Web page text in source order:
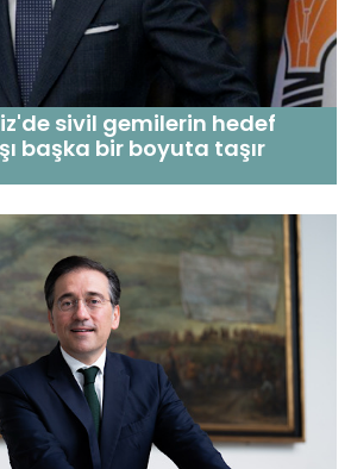
sivil gemilerin hedef
başka bir boyuta taşır